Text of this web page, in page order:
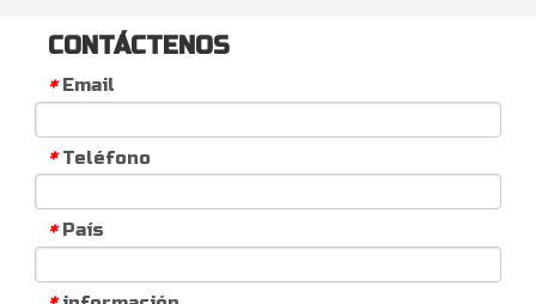
CONTÁCTENOS
* Email
* Teléfono
* País